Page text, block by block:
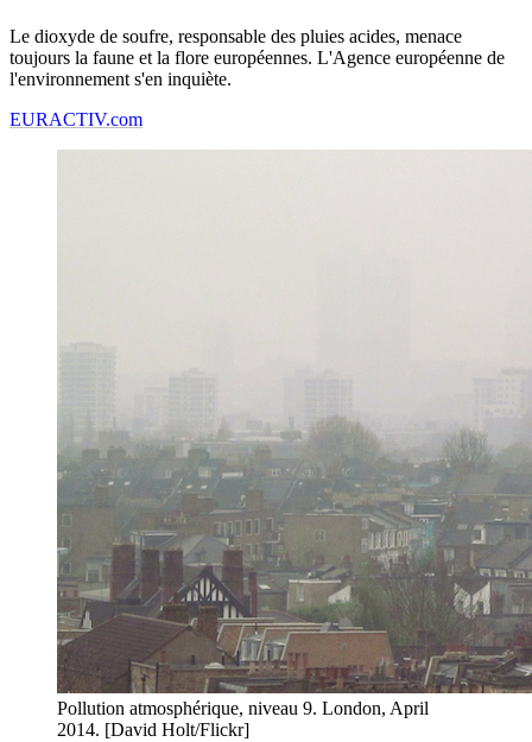
Le dioxyde de soufre, responsable des pluies acides, menace
toujours la faune et la flore européennes. L'Agence européenne de
l'environnement s'en inquiète.
EURACTIV.com
Pollution atmosphérique, niveau 9. London, April
2014. [David Holt/Flickr]